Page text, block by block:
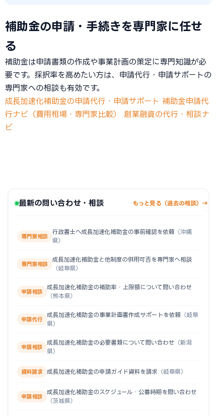
補助金の申請・手続きを専門家に任せ
る
補助金は申請書類の作成や事業計画の策定に専門知識が必
要です。採択率を高めたい方は、申請代行・申請サポートの
専門家への相談も有効です。
成長加速化補助金の申請代行・申請サポート 補助金申請代
行ナビ（費用相場・専門家比較）
創業融資の代行・相談ナ
ビ
最新の問い合わせ・相談 もっと見る（過去の相談）→
専門家相談
行政書士へ成長加速化補助金の事前確認を依頼 （沖縄
県）
専門家相談
成長加速化補助金と他制度の併用可否を専門家へ相談
（岐阜県）
申請相談
成長加速化補助金の補助率・上限額について問い合わせ
（熊本県）
申請代行
成長加速化補助金の事業計画書作成サポートを依頼 （岐阜
県）
申請相談
成長加速化補助金の必要書類について問い合わせ （新潟
県）
資料請求 成長加速化補助金の申請ガイド資料を請求 （岐阜県）
申請相談
成長加速化補助金のスケジュール・公募時期を問い合わせ
（茨城県）